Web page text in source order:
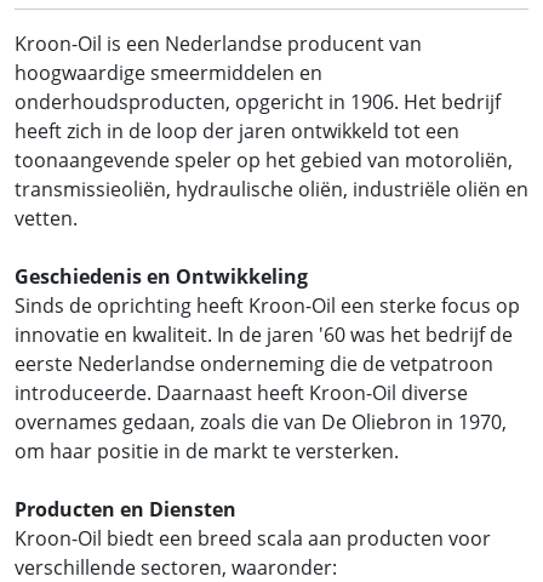
Kroon-Oil is een Nederlandse producent van
hoogwaardige smeermiddelen en
onderhoudsproducten, opgericht in 1906. Het bedrijf
heeft zich in de loop der jaren ontwikkeld tot een
toonaangevende speler op het gebied van motoroliën,
transmissieoliën, hydraulische oliën, industriële oliën en
vetten.
Geschiedenis en Ontwikkeling
Sinds de oprichting heeft Kroon-Oil een sterke focus op
innovatie en kwaliteit. In de jaren '60 was het bedrijf de
eerste Nederlandse onderneming die de vetpatroon
introduceerde. Daarnaast heeft Kroon-Oil diverse
overnames gedaan, zoals die van De Oliebron in 1970,
om haar positie in de markt te versterken.
Producten en Diensten
Kroon-Oil biedt een breed scala aan producten voor
verschillende sectoren, waaronder: